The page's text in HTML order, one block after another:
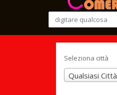
Seleziona città
Qualsiasi Città